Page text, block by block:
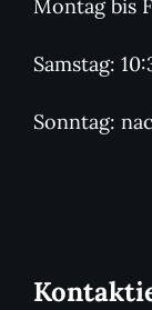
Montag bis
Samstag:
Sonntag: